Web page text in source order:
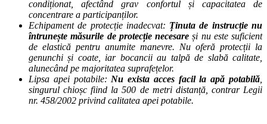
condiționat, afectând grav confortul și capacitatea de
concentrare a participanților.
Echipament de protecție inadecvat: Ținuta de instrucție nu
întrunește măsurile de protecție necesare și nu este suficient
de elastică pentru anumite manevre. Nu oferă protecții la
genunchi și coate, iar bocancii au talpă de slabă calitate,
alunecând pe majoritatea suprafețelor.
Lipsa apei potabile: Nu exista acces facil la apă potabilă
singurul chioșc fiind la 500 de metri distanță, contrar Legii
nr. 458/2002 privind calitatea apei potabile.